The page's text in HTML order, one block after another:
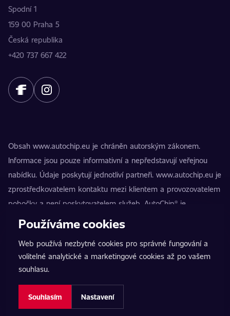
Spodní 1
159 00 Praha 5
Česká republika
+420 737 667 422
Obsah www.autochip.eu je chráněn autorským zákonem.
Informace jsou pouze informativní a nepředstavují veřejnou
nabídku. Údaje poskytují jednotliví partneři. www.autochip.eu je
zprostředkovatelem kontaktu mezi klientem a provozovatelem
pobočky a není poskytovatelem služeb. AutoChip® je
registrovaná ochranná známka Petra Kučery. Úpravy, které
nezpůsobilosti vozidla k provozu na pozemních komunikacích.
Přesné informace poskytuje vždy konkrétní provozovatel
pobočky.
Nastavení cookies
Používáme cookies
Web používá nezbytné cookies pro správné fungování a
volitelné analytické a marketingové cookies až po vašem
souhlasu.
Souhlasím Nastavení